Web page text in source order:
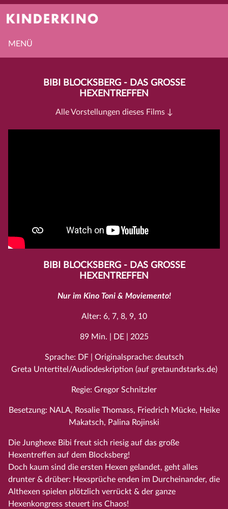
MENÜ
BIBI BLOCKSBERG - DAS GROSSE H
EXENTREFFEN
Alle Vorstellungen dieses Films ↓
BIBI BLOCKSBERG - DAS GROSSE H
EXENTREFFEN
Nur im Kino Toni & Moviemento!
Alter: 6, 7, 8, 9, 10
89 Min. | DE | 2025
Sprache: DF | Originalsprache: deutsch
Greta Untertitel/Audiodeskription (auf gretaundstarks.de)
Regie: Gregor Schnitzler
Besetzung: NALA, Rosalie Thomass, Friedrich Mücke, Heike
Makatsch, Palina Rojinski
Die Junghexe Bibi freut sich riesig auf das große
Hexentreffen auf dem Blocksberg!
Doch kaum sind die ersten Hexen gelandet, geht alles
drunter & drüber: Hexsprüche enden im Durcheinander, die
Althexen spielen plötzlich verrückt & der ganze
Hexenkongress steuert ins Chaos!